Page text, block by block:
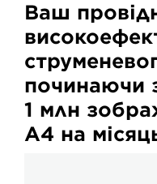
Ваш
починаючи
1 млн
А4 на